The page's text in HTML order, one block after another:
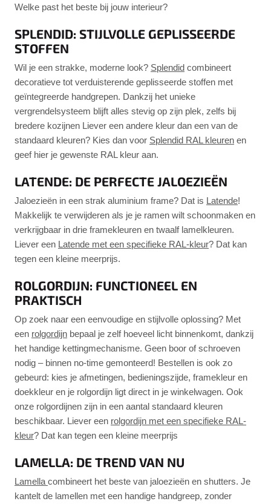
Welke past het beste bij jouw interieur?
SPLENDID: STIJLVOLLE GEPLISSEERDE
STOFFEN
Wil je een strakke, moderne look? Splendid combineert
decoratieve tot verduisterende geplisseerde stoffen met
geïntegreerde handgrepen. Dankzij het unieke
vergrendelsysteem blijft alles stevig op zijn plek, zelfs bij
bredere kozijnen Liever een andere kleur dan een van de
standaard kleuren? Kies dan voor Splendid RAL kleuren en
geef hier je gewenste RAL kleur aan.
LATENDE: DE PERFECTE JALOEZIEËN
Jaloezieën in een strak aluminium frame? Dat is Latende!
Makkelijk te verwijderen als je je ramen wilt schoonmaken en
verkrijgbaar in drie framekleuren en twaalf lamelkleuren.
Liever een Latende met een specifieke RAL-kleur? Dat kan
tegen een kleine meerprijs.
ROLGORDIJN: FUNCTIONEEL EN
PRAKTISCH
Op zoek naar een eenvoudige en stijlvolle oplossing? Met
een rolgordijn bepaal je zelf hoeveel licht binnenkomt, dankzij
het handige kettingmechanisme. Geen boor of schroeven
nodig – binnen no-time gemonteerd! Bestellen is ook zo
gebeurd: kies je afmetingen, bedieningszijde, framekleur en
doekkleur en je rolgordijn ligt direct in je winkelwagen. Ook
onze rolgordijnen zijn in een aantal standaard kleuren
beschikbaar. Liever een rolgordijn met een specifieke RAL-
kleur? Dat kan tegen een kleine meerprijs
LAMELLA: DE TREND VAN NU
Lamella combineert het beste van jaloezieën en shutters. Je
kantelt de lamellen met een handige handgreep, zonder